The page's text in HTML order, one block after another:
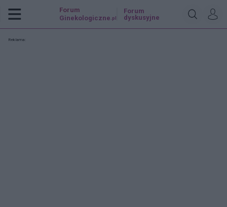
Forum
Ginekologiczne .pl
Forum
dyskusyjne
Reklama: